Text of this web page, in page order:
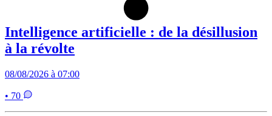
Intelligence artificielle : de la désillusion
à la révolte
08/08/2026 à 07:00
• 70